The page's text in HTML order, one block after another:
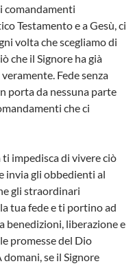
comandamenti
Testamento e a Gesù, ci
volta che scegliamo di
che il Signore ha già
Fede senza
porta da nessuna parte
che ci
impedisca di vivere ciò
invia gli obbedienti al
gli straordinari
tua fede e ti portino ad
benedizioni, liberazione e
promesse del Dio
se il Signore